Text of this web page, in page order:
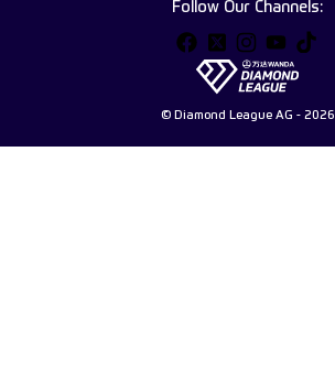
© Diamond League AG - 2026
Follow Our Channels: